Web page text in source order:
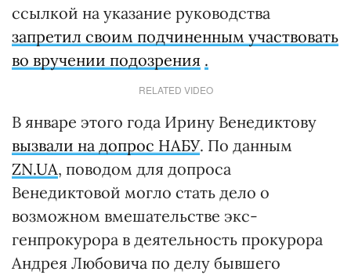
ссылкой на указание руководства
запретил своим подчиненным участвовать
во вручении подозрения .
RELATED VIDEO
В январе этого года Ирину Венедиктову
вызвали на допрос НАБУ. По данным
ZN.UA, поводом для допроса
Венедиктовой могло стать дело о
возможном вмешательстве экс-
генпрокурора в деятельность прокурора
Андрея Любовича по делу бывшего